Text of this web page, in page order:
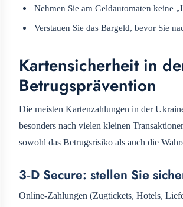
Nehmen Sie am Geldautomaten keine
Verstauen Sie das Bargeld, bevor Sie
Kartensicherheit in
Betrugsprävention
Die meisten Kartenzahlungen in der
besonders nach vielen kleinen
sowohl das Betrugsrisiko als auch die
3‑D Secure: stellen Sie
Online-Zahlungen (Zugtickets, Hotels,